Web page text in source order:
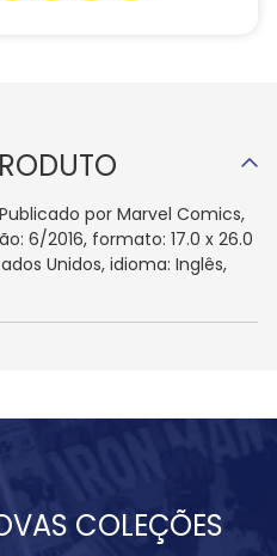
por Marvel Comics,
6/2016, formato: 17.0 x 26.0
Unidos, idioma: Inglês,
COLEÇÕES